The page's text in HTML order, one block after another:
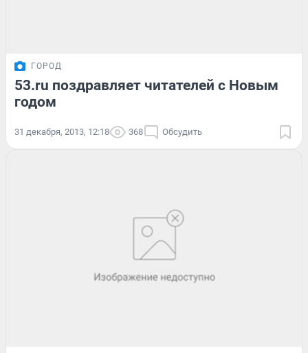
ГОРОД
53.ru поздравляет читателей с Новым
годом
31 декабря, 2013, 12:18 368 Обсудить